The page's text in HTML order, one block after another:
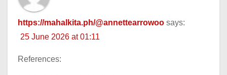
https://mahalkita.ph/@annettearrowoo says:
25 June 2026 at 01:11
References: